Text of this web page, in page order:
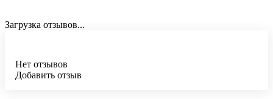
Загрузка отзывов...
Нет отзывов
Добавить отзыв